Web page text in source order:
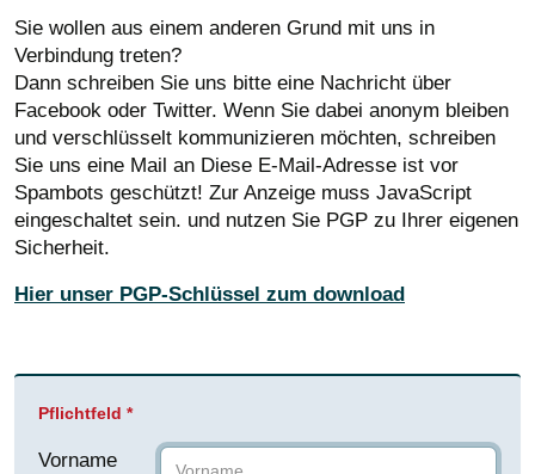
Sie wollen aus einem anderen Grund mit uns in
Verbindung treten?
Dann schreiben Sie uns bitte eine Nachricht über
Facebook oder Twitter. Wenn Sie dabei anonym bleiben
und verschlüsselt kommunizieren möchten, schreiben
Sie uns eine Mail an Diese E-Mail-Adresse ist vor
Spambots geschützt! Zur Anzeige muss JavaScript
eingeschaltet sein. und nutzen Sie PGP zu Ihrer eigenen
Sicherheit.
Hier unser PGP-Schlüssel zum download
Pflichtfeld *
Vorname